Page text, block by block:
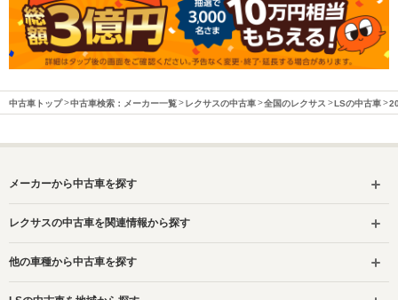
中古車トップ 中古車検索：メーカー一覧 レクサスの中古車 全国のレクサス LSの中古車
メーカーから中古車を探す
レクサスの中古車を関連情報から探す
他の車種から中古車を探す